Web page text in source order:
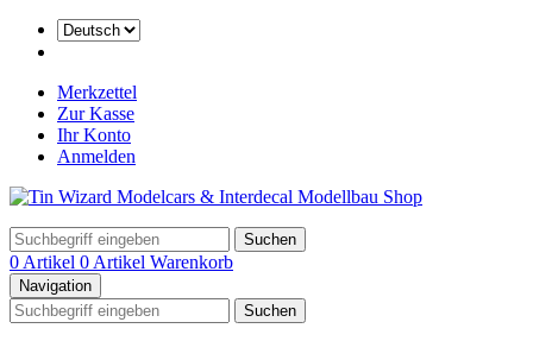
Merkzettel
Zur Kasse
Ihr Konto
Anmelden
Suchen
0 Artikel 0 Artikel Warenkorb
Navigation
Suchen